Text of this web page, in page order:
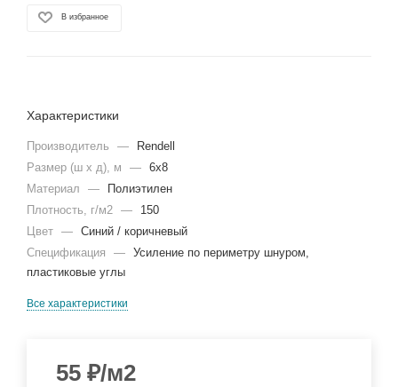
В избранное
Характеристики
Производитель —
Rendell
Размер (ш х д), м
— 6х8
Материал
—
Полиэтилен
Плотность, г/м2 —
150
Цвет — Синий / коричневый
Спецификация
— Усиление по периметру шнуром,
пластиковые углы
Все характеристики
55 ₽/м2